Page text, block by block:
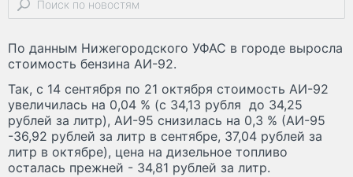
По данным Нижегородского УФАС в городе выросла
стоимость бензина АИ-92.
Так, с 14 сентября по 21 октября стоимость АИ-92
увеличилась на 0,04 % (с 34,13 рубля до 34,25
рублей за литр), АИ-95 снизилась на 0,3 % (АИ-95
-36,92 рублей за литр в сентябре, 37,04 рублей за
литр в октябре), цена на дизельное топливо
осталась прежней - 34,81 рублей за литр.